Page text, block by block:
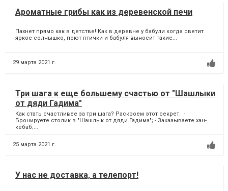
Ароматные грибы как из деревенской печи
Пахнет прямо как в детстве! Как в деревне у бабули когда светит
яркое солнышко, поют птички и бабуля выносит такие...
29 марта 2021 г.
Три шага к еще большему счастью от "Шашлыки
от дяди Гадима"
Как стать счастливее за три шага? Раскроем этот секрет. -
Бронируете столик в "Шашлык от дяди Гадима"; - Заказываете хан-
кебаб;...
25 марта 2021 г.
У нас не доставка, а телепорт!